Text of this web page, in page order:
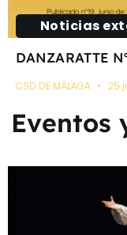
Noticias
DANZARATTE
CSD DE MÁLAGA 25
Eventos